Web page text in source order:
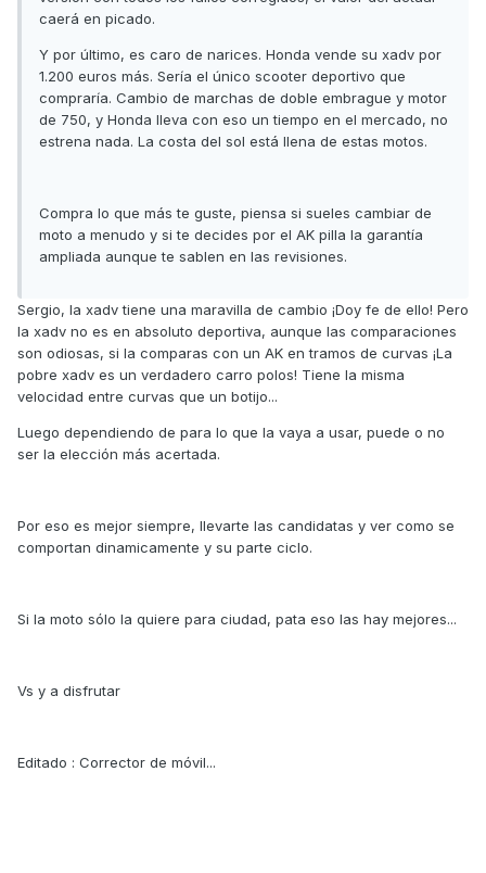
caerá en picado.
Y por último, es caro de narices. Honda vende su xadv por
1.200 euros más. Sería el único scooter deportivo que
compraría. Cambio de marchas de doble embrague y motor
de 750, y Honda lleva con eso un tiempo en el mercado, no
estrena nada. La costa del sol está llena de estas motos.
Compra lo que más te guste, piensa si sueles cambiar de
moto a menudo y si te decides por el AK pilla la garantía
ampliada aunque te sablen en las revisiones.
Sergio, la xadv tiene una maravilla de cambio ¡Doy fe de ello! Pero
la xadv no es en absoluto deportiva, aunque las comparaciones
son odiosas, si la comparas con un AK en tramos de curvas ¡La
pobre xadv es un verdadero carro polos! Tiene la misma
velocidad entre curvas que un botijo...
Luego dependiendo de para lo que la vaya a usar, puede o no
ser la elección más acertada.
Por eso es mejor siempre, llevarte las candidatas y ver como se
comportan dinamicamente y su parte ciclo.
Si la moto sólo la quiere para ciudad, pata eso las hay mejores...
Vs y a disfrutar
Editado : Corrector de móvil...